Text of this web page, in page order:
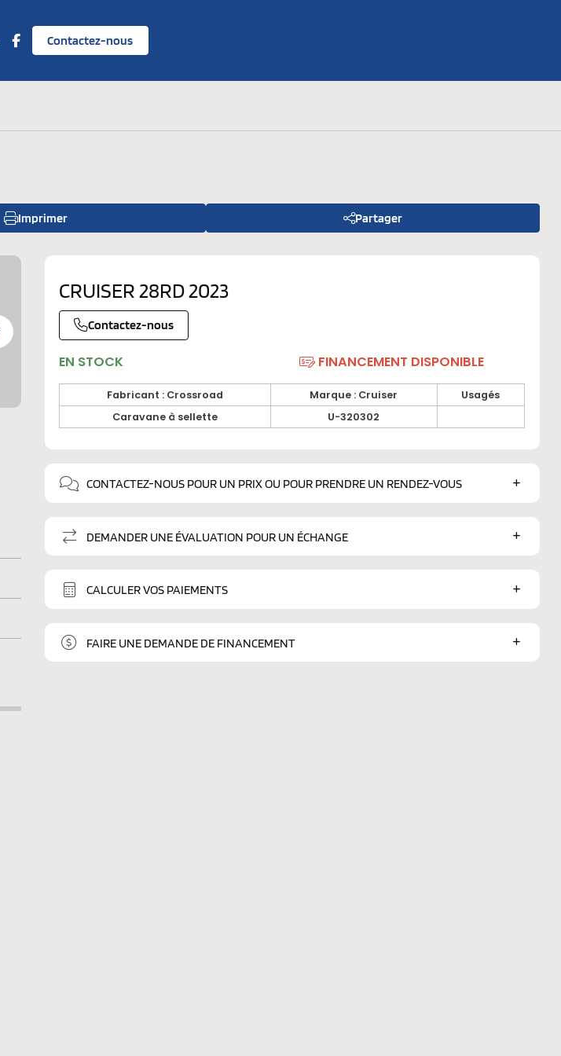
Qui sommes-nous ?
Contactez-nous
CRUISER 28RD 2023
Contactez-nous
EN STOCK FINANCEMENT DISPONIBLE
Fabricant : Crossroad Marque : Cruiser
Usagés
Caravane à sellette
U-320302
CONTACTEZ-NOUS POUR UN PRIX OU POUR PRENDRE UN RENDEZ-VOUS
DEMANDER UNE ÉVALUATION POUR UN ÉCHANGE
CALCULER VOS PAIEMENTS
FAIRE UNE DEMANDE DE FINANCEMENT
Imprimer Partager